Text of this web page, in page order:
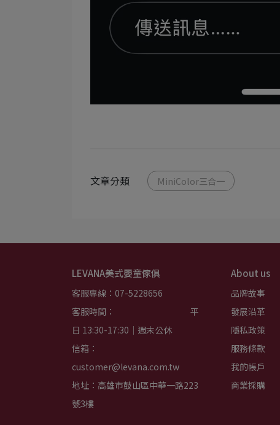
文章分類 MiniColor三合一
LEVANA美式嬰童傢俱
客服專線：07-5228656
客服時間：                                         平
日 13:30-17:30｜週末公休
信箱：
customer@levana.com.tw
地址：高雄市鼓山區中華一路223
號3樓
About us
品牌故事
發展沿革
隱私政策
服務條款
我的帳戶
商業採購